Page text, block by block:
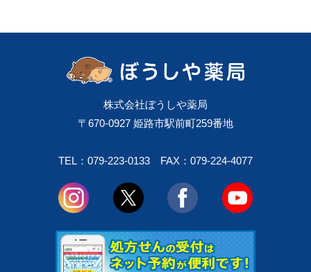
株式会社ぼうしや薬局
〒670-0927 姫路市駅前町259番地
TEL：079-223-0133 FAX：079-224-4077